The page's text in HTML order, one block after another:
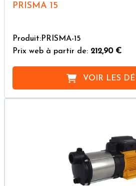
PRISMA 15
Produit:PRISMA-15
Prix web à partir de: 212,90 €
VOIR LES